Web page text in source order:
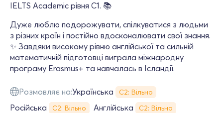
IELTS Academic рівня C1. 📚
Дуже люблю подорожувати, спілкуватися з людьми
з різних країн і постійно вдосконалювати свої знання.
✨ Завдяки високому рівню англійської та сильній
математичній підготовці виграла міжнародну
програму Erasmus+ та навчалась в Ісландії.
Розмовляє на:Українська С2: Вільно
Російська С2: Вільно Англійська С2: Вільно